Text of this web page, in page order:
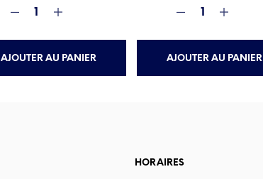
AJOUTER AU PANIER AJOUTER AU PANIER
HORAIRES